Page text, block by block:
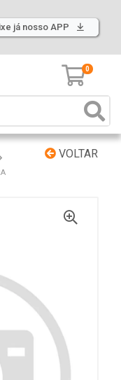
já nosso APP
0
VOLTAR